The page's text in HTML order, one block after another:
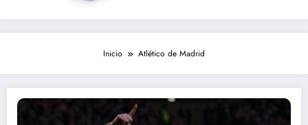
Inicio Atlético de Madrid